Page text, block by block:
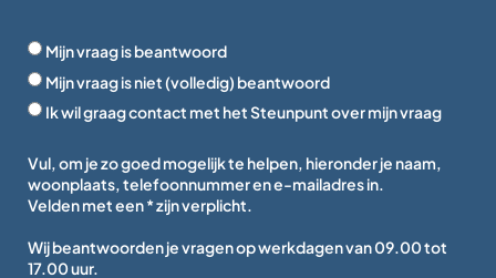
Mijn vraag is beantwoord
Mijn vraag is niet (volledig) beantwoord
Ik wil graag contact met het Steunpunt over mijn vraag
Vul, om je zo goed mogelijk te helpen, hieronder je naam,
woonplaats, telefoonnummer en e-mailadres in.
Velden met een * zijn verplicht.
Wij beantwoorden je vragen op werkdagen van 09.00 tot
17.00 uur.